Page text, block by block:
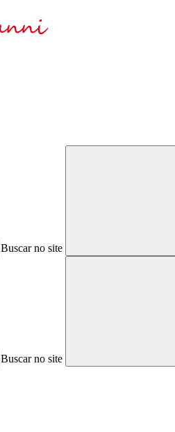
Buscar no site
Buscar no site